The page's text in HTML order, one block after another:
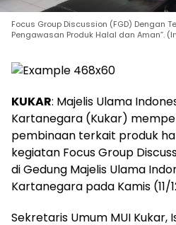
Focus Group Discussion (FGD) Dengan
Pengawasan Produk Halal dan Aman”.
KUKAR: Majelis Ulama
Kartanegara (Kukar)
pembinaan terkait produk
kegiatan Focus Group
di Gedung Majelis Ulama
Kartanegara pada Kamis (11/
Sekretaris Umum MUI Kukar,